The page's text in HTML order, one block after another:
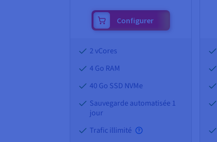
Configurer
2 vCores
4 Go RAM
40 Go SSD NVMe
Sauvegarde automatisée 1
jour
Trafic illimité